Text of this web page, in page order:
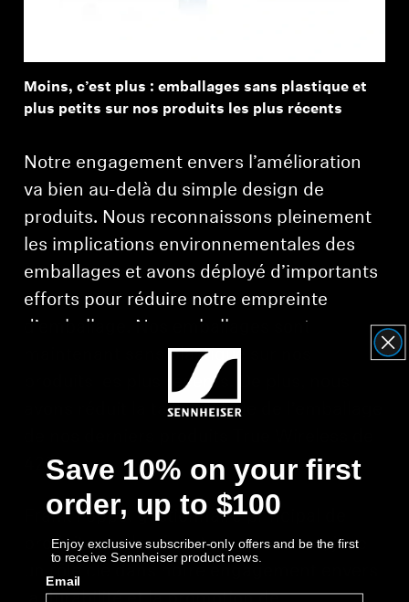
Moins, c’est plus : emballages sans plastique et
plus petits sur nos produits les plus récents
Notre engagement envers l’amélioration
va bien au-delà du simple design de
produits. Nous reconnaissons pleinement
les implications environnementales des
emballages et avons déployé d’importants
efforts pour réduire notre empreinte
d’emballage. Nos emballages sont
maintenant sans plastique sur nos
produits les plus récents. De plus, nous
avons réduit la taille globale de l’emballage
42%.
Frank Foppe, gestionnaire principal de
produit pour les écouteurs premium, joue
Save 10% on your first
order, up to $100
Enjoy exclusive subscriber-only offers and be the first
to receive Sennheiser product news.
Email